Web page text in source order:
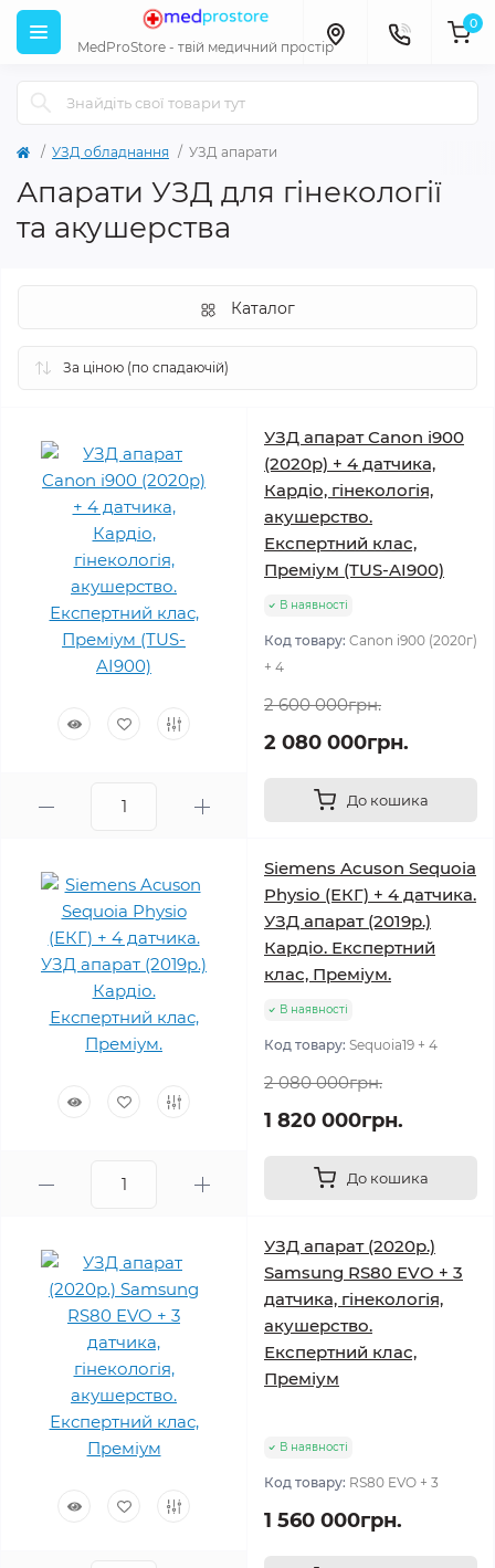
MedProStore - твій медичний простір
0
УЗД обладнання УЗД апарати
Апарати УЗД для гінекології
та акушерства
Каталог
УЗД апарат Canon i900
(2020р) + 4 датчика,
Кардіо, гінекологія,
акушерство.
Експертний клас,
Преміум (TUS-AI900)
В наявності
Код товару: Canon i900 (2020г)
+ 4
2 600 000грн.
2 080 000грн.
До кошика
Siemens Acuson Sequoia
Physio (ЕКГ) + 4 датчика.
УЗД апарат (2019р.)
Кардіо. Експертний
клас, Преміум.
В наявності
Код товару: Sequoia19 + 4
2 080 000грн.
1 820 000грн.
До кошика
УЗД апарат (2020р.)
Samsung RS80 EVO + 3
датчика, гінекологія,
акушерство.
Експертний клас,
Преміум
В наявності
Код товару: RS80 EVO + 3
1 560 000грн.